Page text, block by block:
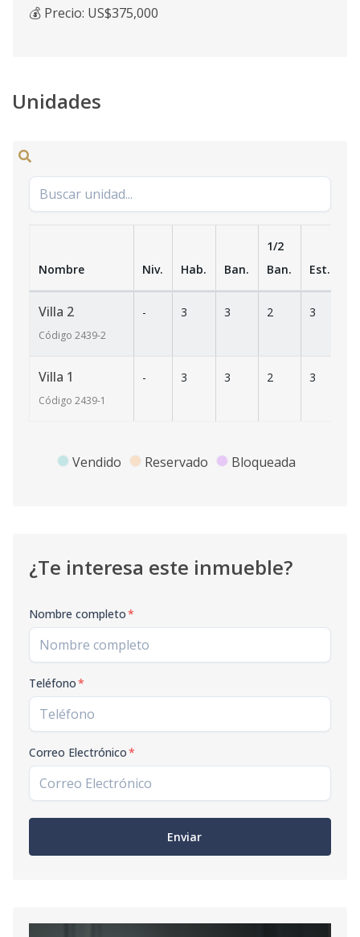
💰 Precio: US$375,000
Unidades
Nombre Niv. Hab. Ban.
1/2
Ban.
Est.
Villa 2
Código 2439-2
- 3 3 2 3
Villa 1
Código 2439-1
- 3 3 2 3
Vendido Reservado Bloqueada
¿Te interesa este inmueble?
Nombre completo*
Teléfono*
Correo Electrónico*
Enviar